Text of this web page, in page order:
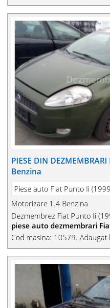
PIESE DIN
Benzina
Piese auto Fiat Punto Ii
Motorizare 1.4 Benzina
Dezmembrez Fiat Punto Ii
piese auto dezmembrari
Cod masina: 10579.